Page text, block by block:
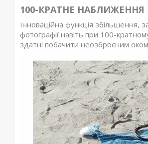
100-КРАТНЕ НАБЛИЖЕННЯ
Інноваційна функція збільшення,
фотографії навіть при 100-
здатні побачити неозброєним